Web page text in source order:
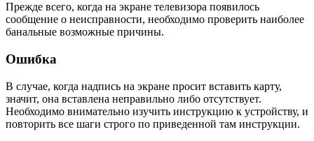
Прежде всего, когда на экране телевизора появилось
сообщение о неисправности, необходимо проверить наиболее
банальные возможные причины.
Ошибка
В случае, когда надпись на экране просит вставить карту,
значит, она вставлена неправильно либо отсутствует.
Необходимо внимательно изучить инструкцию к устройству, и
повторить все шаги строго по приведенной там инструкции.